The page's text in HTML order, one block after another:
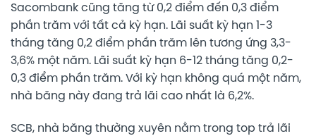
Sacombank cũng tăng từ 0,2 điểm đến 0,3 điểm
phần trăm với tất cả kỳ hạn. Lãi suất kỳ hạn 1-3
tháng tăng 0,2 điểm phần trăm lên tương ứng 3,3-
3,6% một năm. Lãi suất kỳ hạn 6-12 tháng tăng 0,2-
0,3 điểm phần trăm. Với kỳ hạn không quá một năm,
nhà băng này đang trả lãi cao nhất là 6,2%.
SCB, nhà băng thường xuyên nằm trong top trả lãi